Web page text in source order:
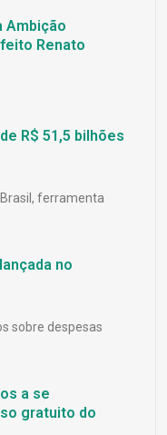
Ambição
Renato
R$ 51,5 bilhões
ferramenta
no
sobre despesas
a se
gratuito do